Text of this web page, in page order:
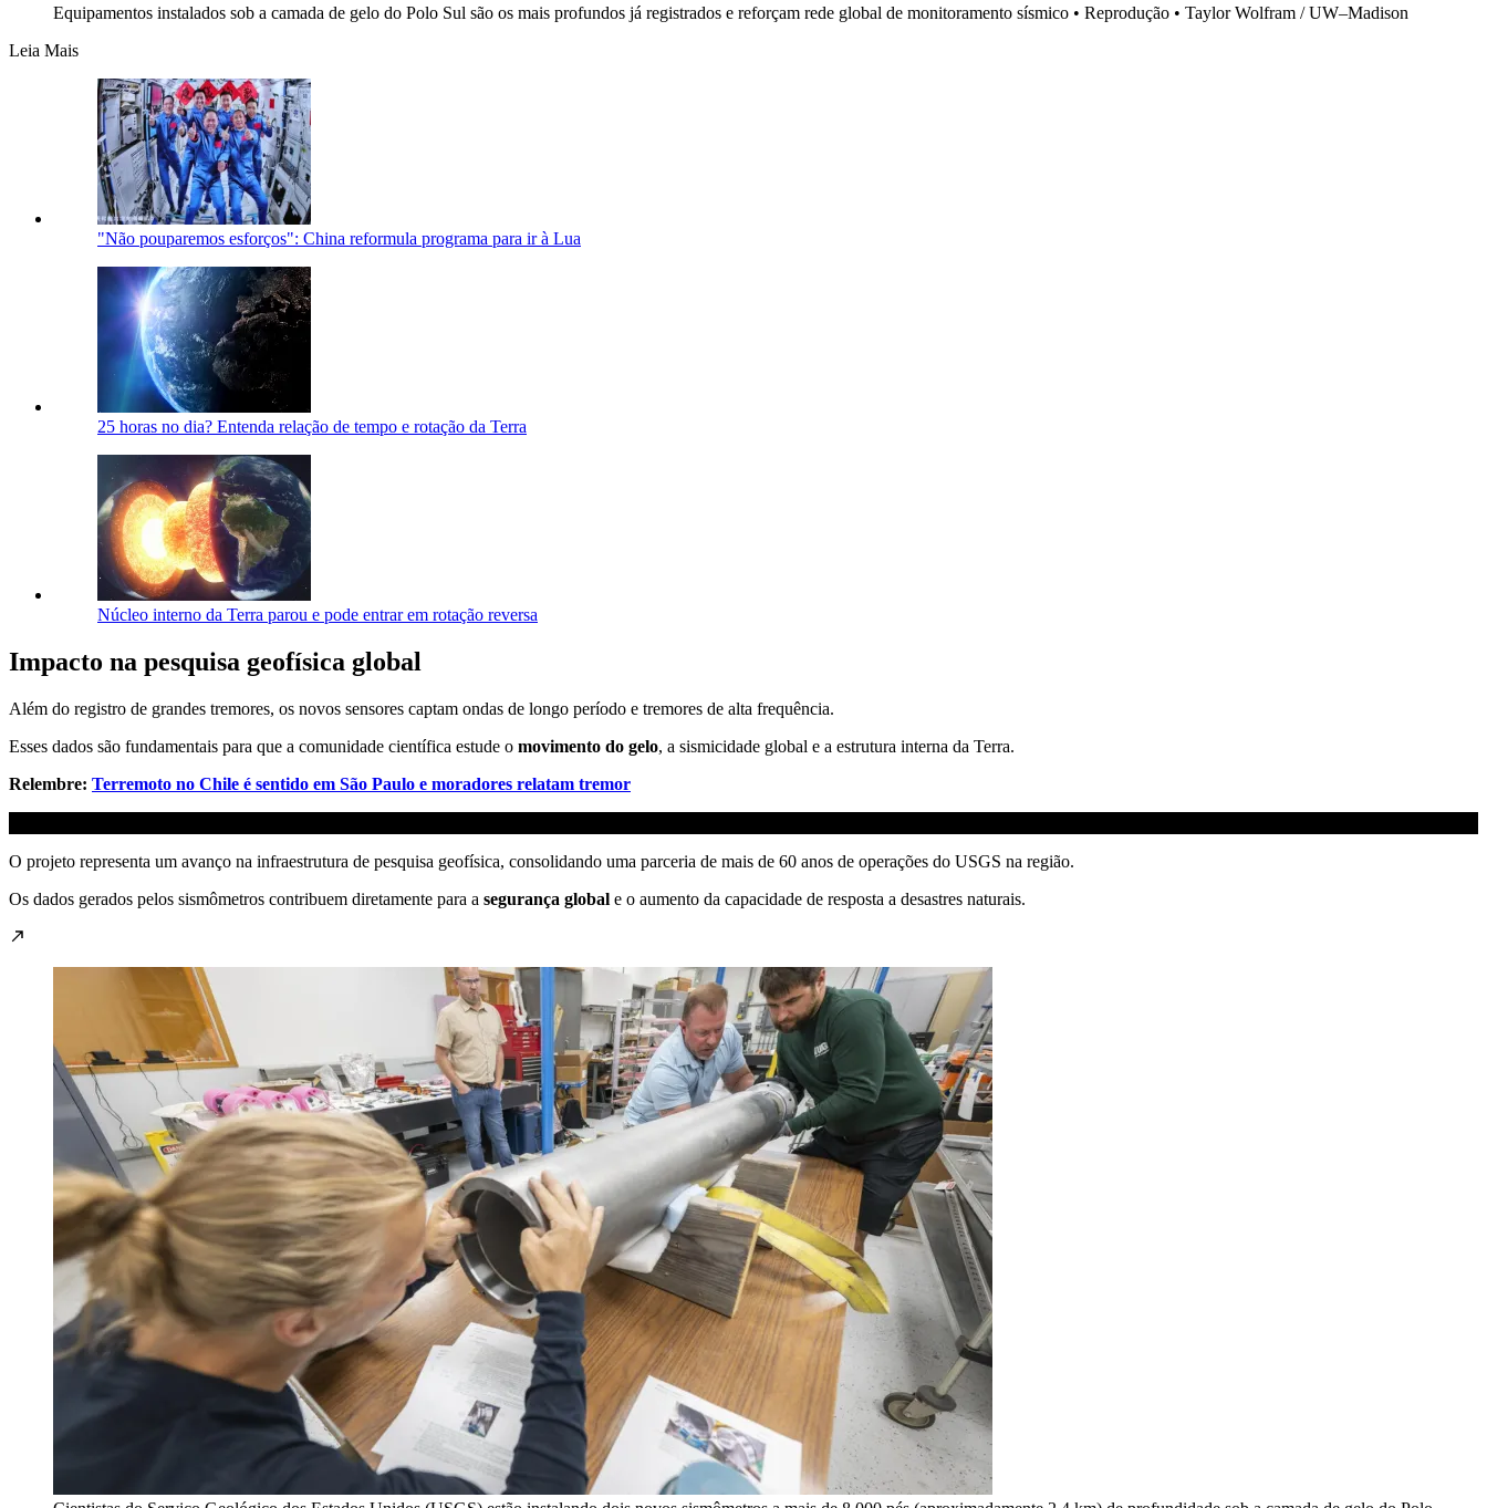
Equipamentos instalados sob a camada de gelo do Polo Sul são os mais profundos já registrados e reforçam rede global de monitoramento sísmico • Reprodução • Taylor Wolfram / UW–Madison
Leia Mais
"Não pouparemos esforços": China reformula programa para ir à Lua
25 horas no dia? Entenda relação de tempo e rotação da Terra
Núcleo interno da Terra parou e pode entrar em rotação reversa
Impacto na pesquisa geofísica global
Além do registro de grandes tremores, os novos sensores captam ondas de longo período e tremores de alta frequência.
Esses dados são fundamentais para que a comunidade científica estude o movimento do gelo, a sismicidade global e a estrutura interna da Terra.
Relembre: Terremoto no Chile é sentido em São Paulo e moradores relatam tremor
O projeto representa um avanço na infraestrutura de pesquisa geofísica, consolidando uma parceria de mais de 60 anos de operações do USGS na região.
Os dados gerados pelos sismômetros contribuem diretamente para a segurança global e o aumento da capacidade de resposta a desastres naturais.